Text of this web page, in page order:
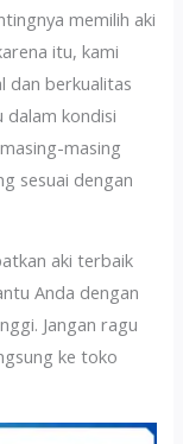
memilih aki
itu, kami
dan berkualitas
dalam kondisi
masing
sesuai dengan
aki terbaik
Anda dengan
Jangan ragu
ke toko